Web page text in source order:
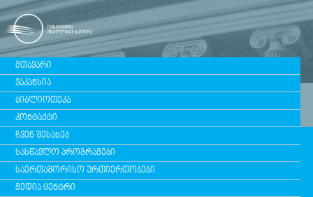
ᲛᲗᲐᲕᲐᲠᲘ
ᲕᲐᲙᲐᲜᲡᲘᲐ
ᲑᲘᲑᲚᲘᲝᲗᲔᲙᲐ
ᲙᲝᲜᲢᲐᲥᲢᲘ
ᲩᲕᲔᲜ ᲨᲔᲡᲐᲮᲔᲑ
ᲡᲐᲡᲬᲐᲕᲚᲝ ᲞᲠᲝᲒᲠᲐᲛᲔᲑᲘ
ᲡᲐᲔᲠᲗᲐᲨᲝᲠᲘᲡᲝ ᲣᲠᲗᲘᲔᲠᲗᲝᲑᲔᲑᲘ
ᲛᲔᲓᲘᲐ ᲪᲔᲜᲢᲠᲘ